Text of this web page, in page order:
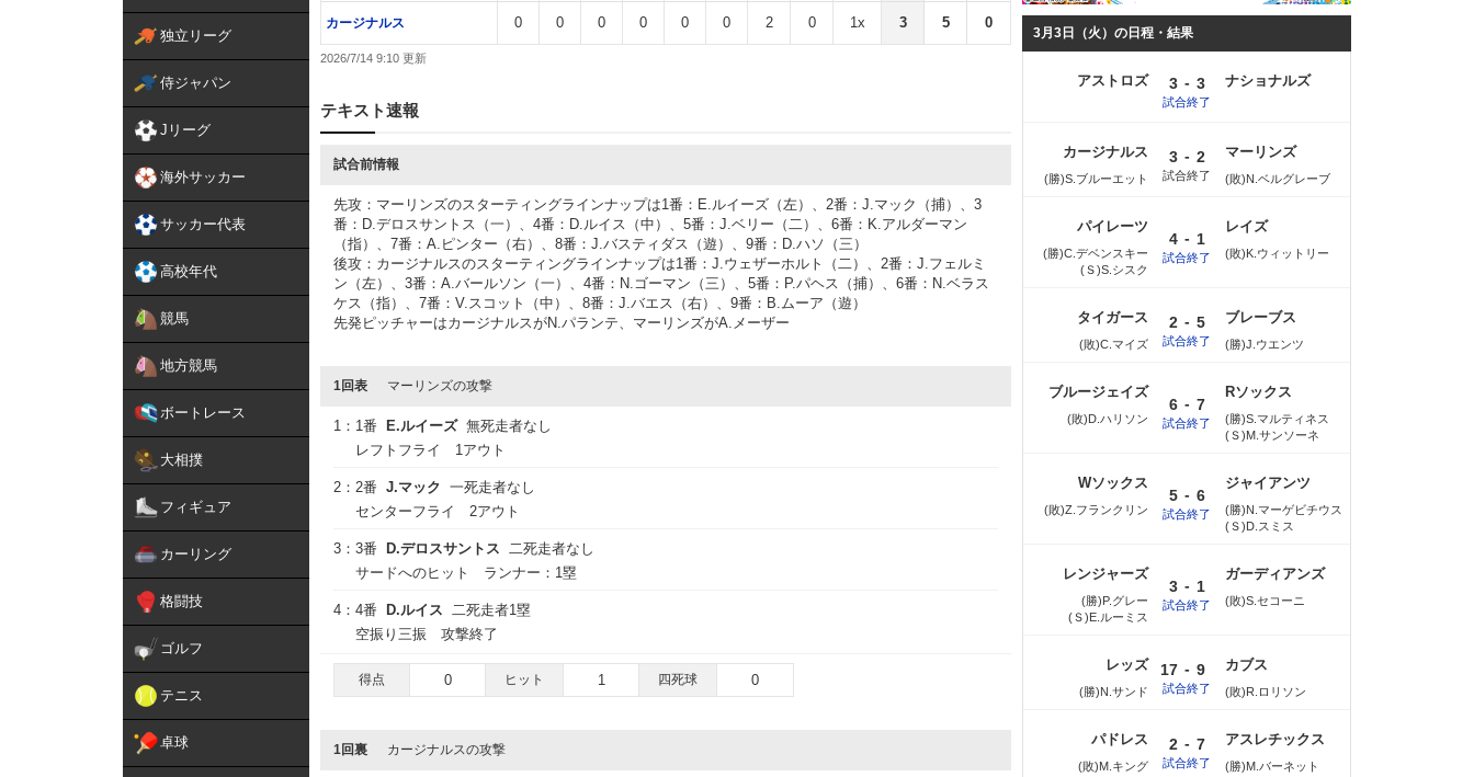
独立リーグ
侍ジャパン
Jリーグ
海外サッカー
サッカー代表
高校年代
競馬
地方競馬
ボートレース
大相撲
フィギュア
カーリング
格闘技
ゴルフ
テニス
卓球
カージナルス 0 0 0 0 0 0 2 0 1x 3 5 0
2026/7/14 9:10
テキスト速報
試合前情報
先攻：マーリンズのスターティングラインナップは1番：E.ルイーズ（左）、2番：J.マック（捕）、3
番：D.デロスサントス（一）、4番：D.ルイス（中）、5番：J.ベリー（二）、6番：K.アルダーマン
（指）、7番：A.ピンター（右）、8番：J.バスティダス（遊）、9番：D.ハソ（三）
後攻：カージナルスのスターティングラインナップは1番：J.ウェザーホルト（二）、2番：J.フェルミ
ン（左）、3番：A.バールソン（一）、4番：N.ゴーマン（三）、5番：P.パヘス（捕）、6番：N.ベラス
ケス（指）、7番：V.スコット（中）、8番：J.バエス（右）、9番：B.ムーア（遊）
先発ピッチャーはカージナルスがN.パランテ、マーリンズがA.メーザー
1回表 マーリンズの攻撃
1： 1番 E.ルイーズ 無死走者なし
レフトフライ 1アウト
2： 2番 J.マック 一死走者なし
センターフライ 2アウト
3： 3番 D.デロスサントス 二死走者なし
サードへのヒット ランナー：1塁
4： 4番 D.ルイス 二死走者1塁
空振り三振 攻撃終了
得点 0 ヒット 1 四死球 0
1回裏 カージナルスの攻撃
3月3日（火）の日程・結果
アストロズ 3 - 3
試合終了
ナショナルズ
カージナルス
(勝)S.ブルーエット
3 - 2
試合終了
マーリンズ
(敗)N.ベルグレーブ
パイレーツ
(勝)C.デベンスキー
(Ｓ)S.シスク
4 - 1
試合終了
レイズ
(敗)K.ウィットリー
タイガース
(敗)C.マイズ
2 - 5
試合終了
ブレーブス
(勝)J.ウエンツ
ブルージェイズ
(敗)D.ハリソン
6 - 7
試合終了
Rソックス
(勝)S.マルティネス
(Ｓ)M.サンソーネ
Wソックス
(敗)Z.フランクリン
5 - 6
試合終了
ジャイアンツ
(勝)N.マーゲビチウス
(Ｓ)D.スミス
レンジャーズ
(勝)P.グレー
(Ｓ)E.ルーミス
3 - 1
試合終了
ガーディアンズ
(敗)S.セコーニ
レッズ
(勝)N.サンド
17 - 9
試合終了
カブス
(敗)R.ロリソン
パドレス
(敗)M.キング
2 - 7
試合終了
アスレチックス
(勝)M.バーネット